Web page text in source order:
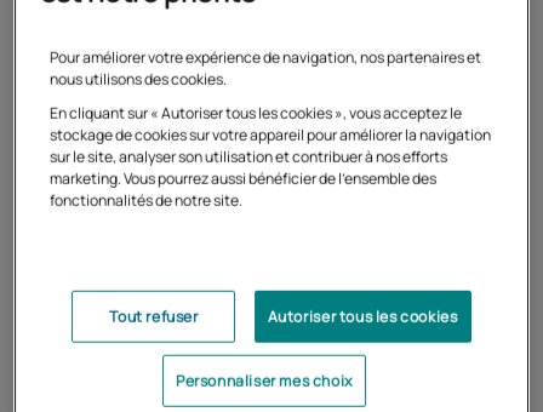
professionnelle, de quête de sens.
Pour améliorer votre expérience de navigation, nos partenaires et
nous utilisons des cookies.
En cliquant sur « Autoriser tous les cookies », vous acceptez le
stockage de cookies sur votre appareil pour améliorer la navigation
sur le site, analyser son utilisation et contribuer à nos efforts
marketing. Vous pourrez aussi bénéficier de l'ensemble des
fonctionnalités de notre site.
Tout refuser Autoriser tous les cookies
Personnaliser mes choix